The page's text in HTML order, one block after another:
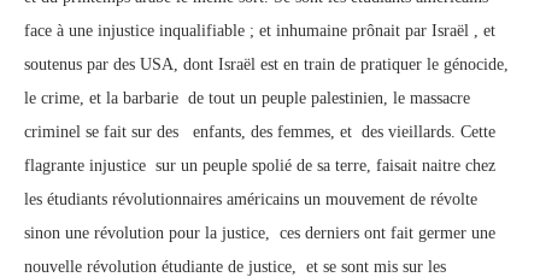
face à une injustice inqualifiable ; et inhumaine prônait par Israël , et
soutenus par des USA, dont Israël est en train de pratiquer le génocide,
le crime, et la barbarie de tout un peuple palestinien, le massacre
criminel se fait sur des enfants, des femmes, et des vieillards. Cette
flagrante injustice sur un peuple spolié de sa terre, faisait naitre chez
les étudiants révolutionnaires américains un mouvement de révolte
sinon une révolution pour la justice, ces derniers ont fait germer une
nouvelle révolution étudiante de justice, et se sont mis sur les